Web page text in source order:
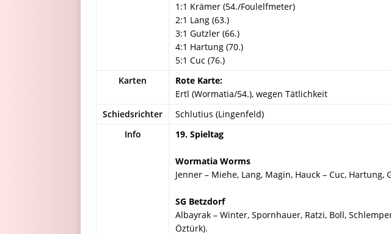
1:1 Krämer (54./Foulelfmeter)
2:1 Lang (63.)
3:1 Gutzler (66.)
4:1 Hartung (70.)
5:1 Cuc (76.)
Karten
Rote Karte:
Ertl (Wormatia/54.), wegen Tätlichkeit
Schiedsrichter
Schlutius (Lingenfeld)
Info
19. Spieltag
Wormatia Worms
Jenner – Miehe, Lang, Magin, Hauck – Cuc,
SG Betzdorf
Albayrak – Winter, Spornhauer, Ratzi, Boll,
Öztürk).